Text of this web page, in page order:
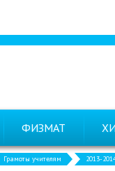
ФИЗМАТ
Грамоты учителям 2013-